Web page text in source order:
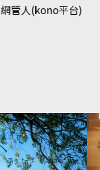
網管人(kono平台)